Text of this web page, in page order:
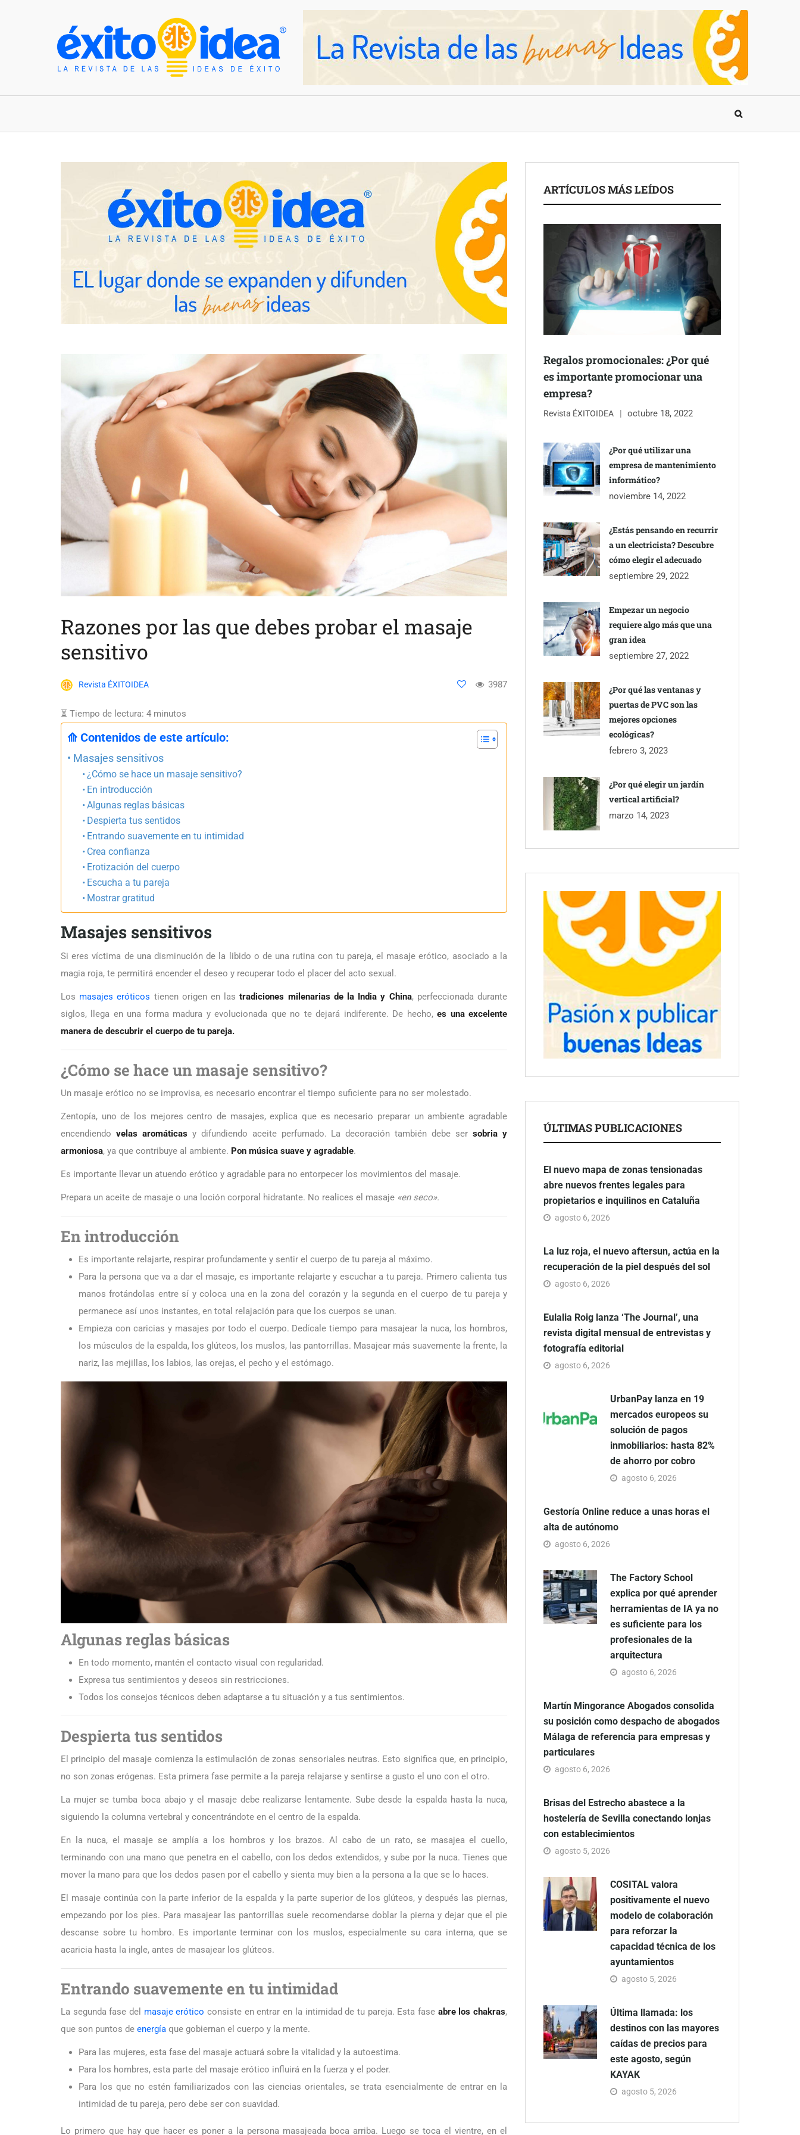
Razones por las que debes probar el masaje
sensitivo
Revista ÉXITOIDEA 3987
⏳ Tiempo de lectura: 4 minutos
⟰ Contenidos de este artículo:
Masajes sensitivos
¿Cómo se hace un masaje sensitivo?
En introducción
Algunas reglas básicas
Despierta tus sentidos
Entrando suavemente en tu intimidad
Crea confianza
Erotización del cuerpo
Escucha a tu pareja
Mostrar gratitud
Masajes sensitivos
Si eres víctima de una disminución de la libido o de una rutina con tu pareja, el masaje erótico, asociado a la
magia roja, te permitirá encender el deseo y recuperar todo el placer del acto sexual.
Los masajes eróticos tienen origen en lastradiciones milenarias de la India y China, perfeccionada durante
siglos, llega en una forma madura y evolucionada que no te dejará indiferente. De hecho,es una excelente
manera de descubrir el cuerpo de tu pareja.
¿Cómo se hace un masaje sensitivo?
Un masaje erótico no se improvisa, es necesario encontrar el tiempo suficiente para no ser molestado.
Zentopía, uno de los mejores centro de masajes, explica que es necesario preparar un ambiente agradable
encendiendo velas aromáticasy difundiendo aceite perfumado. La decoración también debe sersobria y
armoniosa, ya que contribuye al ambiente. Pon música suave y agradable.
Es importante llevar un atuendo erótico y agradable para no entorpecer los movimientos del masaje.
Prepara un aceite de masaje o una loción corporal hidratante. No realices el masaje «en seco».
En introducción
Es importante relajarte, respirar profundamente y sentir el cuerpo de tu pareja al máximo.
Para la persona que va a dar el masaje, es importante relajarte y escuchar a tu pareja. Primero calienta tus
manos frotándolas entre sí y coloca una en la zona del corazón y la segunda en el cuerpo de tu pareja y
permanece así unos instantes, en total relajación para que los cuerpos se unan.
Empieza con caricias y masajes por todo el cuerpo. Dedícale tiempo para masajear la nuca, los hombros,
los músculos de la espalda, los glúteos, los muslos, las pantorrillas. Masajear más suavemente la frente, la
nariz, las mejillas, los labios, las orejas, el pecho y el estómago.
Algunas reglas básicas
En todo momento, mantén el contacto visual con regularidad.
Expresa tus sentimientos y deseos sin restricciones.
Todos los consejos técnicos deben adaptarse a tu situación y a tus sentimientos.
Despierta tus sentidos
El principio del masaje comienza la estimulación de zonas sensoriales neutras. Esto significa que, en principio,
no son zonas erógenas. Esta primera fase permite a la pareja relajarse y sentirse a gusto el uno con el otro.
La mujer se tumba boca abajo y el masaje debe realizarse lentamente. Sube desde la espalda hasta la nuca,
siguiendo la columna vertebral y concentrándote en el centro de la espalda.
En la nuca, el masaje se amplía a los hombros y los brazos. Al cabo de un rato, se masajea el cuello,
terminando con una mano que penetra en el cabello, con los dedos extendidos, y sube por la nuca. Tienes que
mover la mano para que los dedos pasen por el cabello y sienta muy bien a la persona a la que se lo haces.
El masaje continúa con la parte inferior de la espalda y la parte superior de los glúteos, y después las piernas,
empezando por los pies. Para masajear las pantorrillas suele recomendarse doblar la pierna y dejar que el pie
descanse sobre tu hombro. Es importante terminar con los muslos, especialmente su cara interna, que se
acaricia hasta la ingle, antes de masajear los glúteos.
Entrando suavemente en tu intimidad
La segunda fase del masaje erótico consiste en entrar en la intimidad de tu pareja. Esta fase abre los chakras,
que son puntos de energía que gobiernan el cuerpo y la mente.
Para las mujeres, esta fase del masaje actuará sobre la vitalidad y la autoestima.
Para los hombres, esta parte del masaje erótico influirá en la fuerza y el poder.
Para los que no estén familiarizados con las ciencias orientales, se trata esencialmente de entrar en la
intimidad de tu pareja, pero debe ser con suavidad.
Lo primero que hay que hacer es poner a la persona masajeada boca arriba. Luego se toca el vientre, en el
ARTÍCULOS MÁS LEÍDOS
Regalos promocionales: ¿Por qué
es importante promocionar una
empresa?
Revista ÉXITOIDEA octubre 18, 2022
¿Por qué utilizar una
empresa de mantenimiento
informático?
noviembre 14, 2022
¿Estás pensando en recurrir
a un electricista? Descubre
cómo elegir el adecuado
septiembre 29, 2022
Empezar un negocio
requiere algo más que una
gran idea
septiembre 27, 2022
¿Por qué las ventanas y
puertas de PVC son las
mejores opciones
ecológicas?
febrero 3, 2023
¿Por qué elegir un jardín
vertical artificial?
marzo 14, 2023
ÚLTIMAS PUBLICACIONES
El nuevo mapa de zonas tensionadas
abre nuevos frentes legales para
propietarios e inquilinos en Cataluña
agosto 6, 2026
La luz roja, el nuevo aftersun, actúa en la
recuperación de la piel después del sol
agosto 6, 2026
Eulalia Roig lanza ‘The Journal’, una
revista digital mensual de entrevistas y
fotografía editorial
agosto 6, 2026
UrbanPay lanza en 19
mercados europeos su
solución de pagos
inmobiliarios: hasta 82%
de ahorro por cobro
agosto 6, 2026
Gestoría Online reduce a unas horas el
alta de autónomo
agosto 6, 2026
The Factory School
explica por qué aprender
herramientas de IA ya no
es suficiente para los
profesionales de la
arquitectura
agosto 6, 2026
Martín Mingorance Abogados consolida
su posición como despacho de abogados
Málaga de referencia para empresas y
particulares
agosto 6, 2026
Brisas del Estrecho abastece a la
hostelería de Sevilla conectando lonjas
con establecimientos
agosto 5, 2026
COSITAL valora
positivamente el nuevo
modelo de colaboración
para reforzar la
capacidad técnica de los
ayuntamientos
agosto 5, 2026
Última llamada: los
destinos con las mayores
caídas de precios para
este agosto, según
KAYAK
agosto 5, 2026